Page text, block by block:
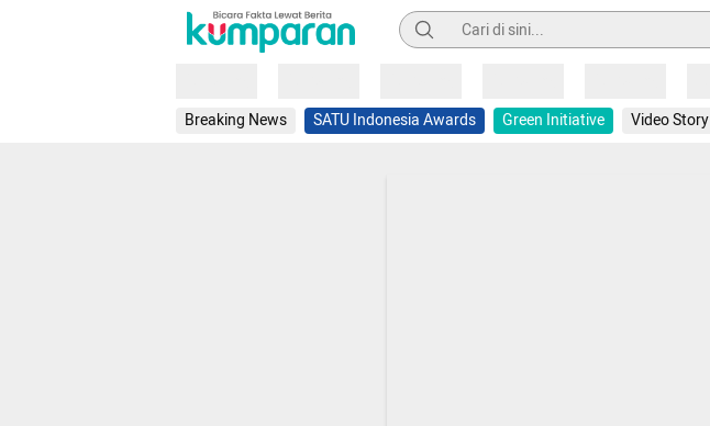
Pencarian
Breaking News SATU Indonesia Awards Green Initiative Video Story